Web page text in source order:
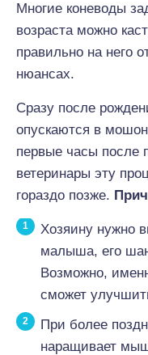
Многие коневоды
возраста можно
правильно на него
нюансах.
Сразу после
опускаются в
первые часы после
ветеринары эту
гораздо позже.
Хозяину нужно
малыша, его
Возможно,
сможет
При более
наращивает